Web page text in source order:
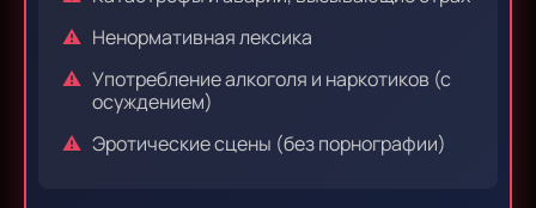
Ненормативная лексика
Употребление алкоголя и наркотиков (с
осуждением)
Эротические сцены (без порнографии)